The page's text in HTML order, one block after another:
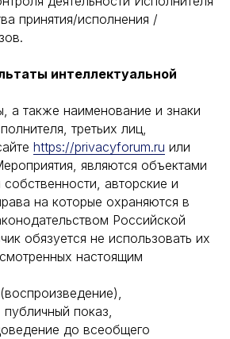
принятия/исполнения /
интеллектуальной
а также наименование и знаки
третьих лиц,
https://privacyforum.ru или
являются объектами
собственности, авторские и
на которые охраняются в
Российской
обязуется не использовать их
настоящим
показ,
до всеобщего